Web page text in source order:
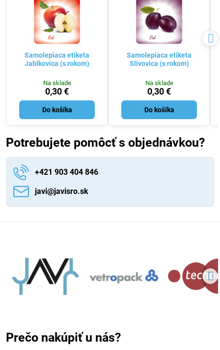
Samolepiaca etiketa
Jablkovica (s rokom)
Na sklade
0,30 €
Do košíka
Samolepiaca etiketa
Slivovica (s rokom)
Na sklade
0,30 €
Do košíka
Potrebujete pomôcť s objednávkou?
+421 903 404 846
javi​@javisro​.sk
Prečo nakúpiť u nás?